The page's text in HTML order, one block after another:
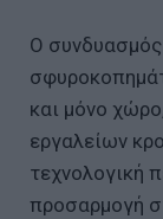
Ο
και μόνο
εργαλείων
τεχνολογική
προσαρμογή